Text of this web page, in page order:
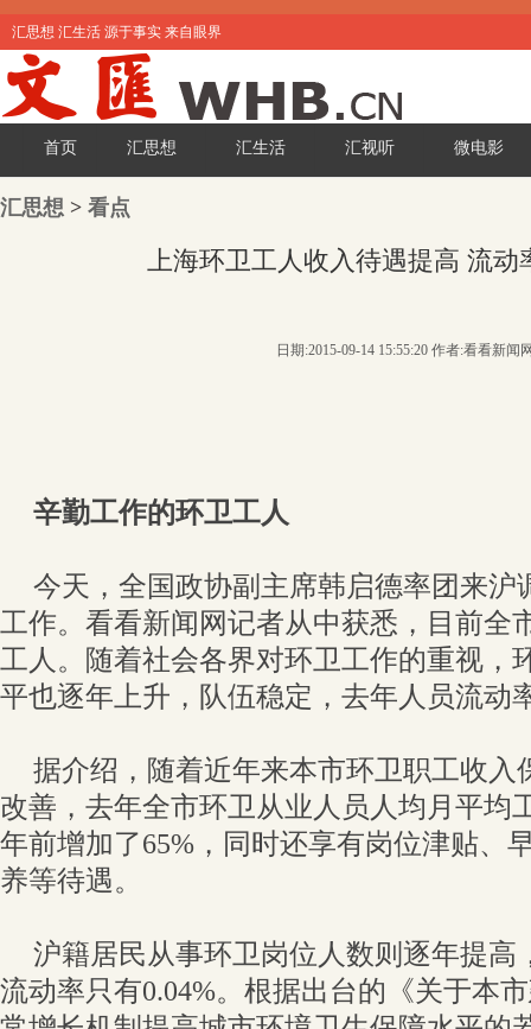
汇思想 汇生活 源于事实 来自眼界
首页 汇思想 汇生活 汇视听 微电影
汇思想 > 看点
上海环卫工人收入待遇提高 流动
日期:2015-09-14 15:55:20 作者:看看新闻
辛勤工作的环卫工人
今天，全国政协副主席韩启德率团来沪
工作。看看新闻网记者从中获悉，目前全
工人。随着社会各界对环卫工作的重视，
平也逐年上升，队伍稳定，去年人员流动
据介绍，随着近年来本市环卫职工收入
改善，去年全市环卫从业人员人均月平均
年前增加了65%，同时还享有岗位津贴、
养等待遇。
沪籍居民从事环卫岗位人数则逐年提高
流动率只有0.04%。根据出台的《关于本